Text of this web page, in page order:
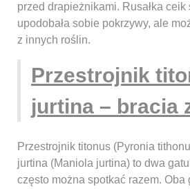
przed drapieżnikami. Rusałka ceik
upodobała sobie pokrzywy, ale
z innych roślin.
Przestrojnik
jurtina – bracia
Przestrojnik titonus (Pyronia
jurtina (Maniola jurtina) to dwa
często można spotkać razem. Oba